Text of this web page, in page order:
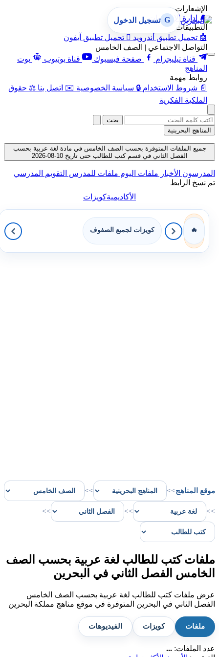
الإشعارات
🔔 إدارة الإشعارات
التطبيقات
🤖 تحميل تطبيق أندرويد  تحميل تطبيق آيفون
التواصل الاجتماعي | الصف الخامس
قناة تيليجرام
صفحة فيسبوك قناة يوتيوب
بوت
المناهج
روابط مهمة
📄 شروط الاستخدام 🔒 سياسة الخصوصية ✉️ اتصل بنا ⚖️ حقوق
الملكية الفكرية
G تسجيل الدخول
بحث
المناهج البحرينية
جميع الملفات المتوفرة بحسب الصف الخامس في مادة لغة عربية بحسب
الفصل الثاني في قسم كتب للطالب حتى تاريخ 10-08-2026
المدرسون الأخبار ملفات اليوم ملفات للمدرس التقويم المدرسي
تم نسخ الرابط
الأكاديميةكويزات
🔥 كويزات لجميع الصفوف
موقع المناهج>>
>>
>>
>>
>>
ملفات كتب للطالب لغة عربية بحسب الصف
الخامس الفصل الثاني في البحرين
عرض ملفات كتب للطالب لغة عربية بحسب الصف الخامس
الفصل الثاني في البحرين المتوفرة في موقع مناهج مملكة البحرين
ملفات كويزات الفيديوهات
عدد الملفات: ...